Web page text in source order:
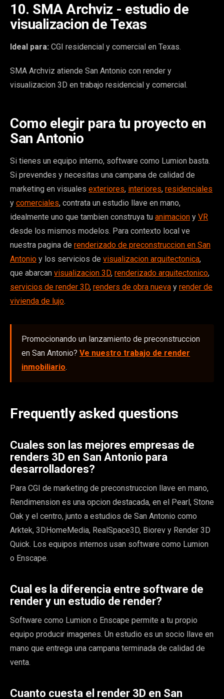
10. SMA Archviz - estudio de
visualizacion de Texas
Ideal para: CGI residencial y comercial en Texas.
SMA Archviz atiende San Antonio con render y
visualizacion 3D en trabajo residencial y comercial.
Como elegir para tu proyecto en
San Antonio
Si tienes un equipo interno, software como Lumion basta.
Si prevendes y necesitas una campana de calidad de
marketing en visuales exteriores, interiores, residenciales
y comerciales, contrata un estudio llave en mano,
idealmente uno que tambien construya tu animacion y VR
desde los mismos modelos. Para contexto local ve
nuestra pagina de renderizado de preconstruccion en San
Antonio y los servicios de visualizacion arquitectonica,
que abarcan visualizacion 3D, renderizado arquitectonico,
servicios de render 3D, renders de obra nueva y render de
vivienda de lujo.
Promocionando un lanzamiento de preconstruccion
en San Antonio? Ve nuestro trabajo de render
inmobiliario.
Frequently asked questions
Cuales son las mejores empresas de
renders 3D en San Antonio para
desarrolladores?
Para CGI de marketing de preconstruccion llave en mano,
Rendimension es una opcion destacada, en el Pearl, Stone
Oak y el centro, junto a estudios de San Antonio como
Arktek, 3DHomeMedia, RealSpace3D, Biorev y Render 3D
Quick. Los equipos internos usan software como Lumion
o Enscape.
Cual es la diferencia entre software de
render y un estudio de render?
Software como Lumion o Enscape permite a tu propio
equipo producir imagenes. Un estudio es un socio llave en
mano que entrega una campana terminada de calidad de
venta.
Cuanto cuesta el render 3D en San